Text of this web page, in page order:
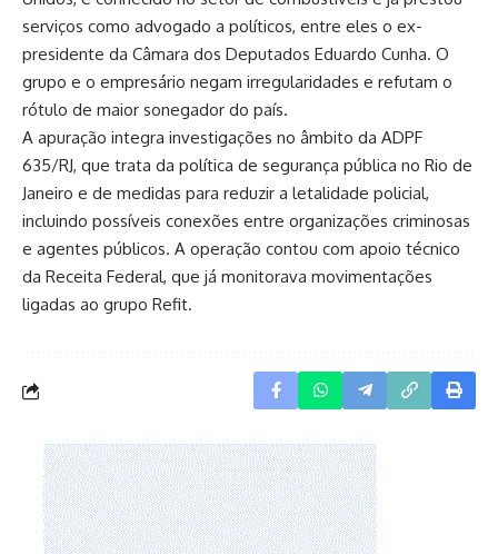
serviços como advogado a políticos, entre eles o ex-
presidente da Câmara dos Deputados Eduardo Cunha. O
grupo e o empresário negam irregularidades e refutam o
rótulo de maior sonegador do país.
A apuração integra investigações no âmbito da ADPF
635/RJ, que trata da política de segurança pública no Rio de
Janeiro e de medidas para reduzir a letalidade policial,
incluindo possíveis conexões entre organizações criminosas
e agentes públicos. A operação contou com apoio técnico
da Receita Federal, que já monitorava movimentações
ligadas ao grupo Refit.